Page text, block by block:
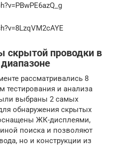
скрытой проводки в
рассматривались 8
тестирования и анализа
выбраны 2 самых
обнаружения скрытых
ЖК-дисплеями,
поиска и позволяют
но и конструкции из